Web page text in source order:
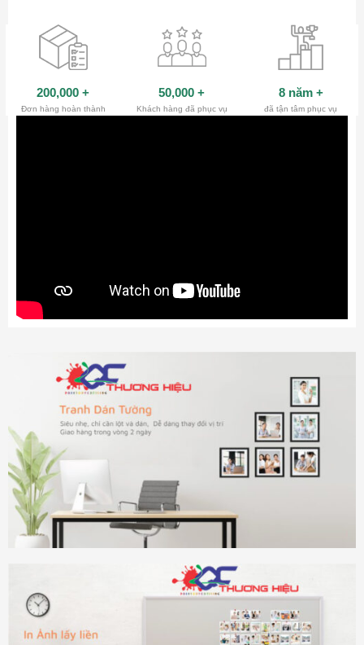
200,000 +
Đơn hàng hoàn thành
50,000 +
Khách hàng đã phục vụ
8 năm +
đã tận tâm phục vụ